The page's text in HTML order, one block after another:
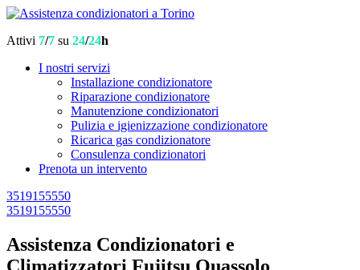
Attivi 7/7 su 24/24h
I nostri servizi
Installazione condizionatore
Riparazione condizionatore
Manutenzione condizionatori
Pulizia e igienizzazione condizionatore
Ricarica gas condizionatore
Consulenza condizionatori
Prenota un intervento
3519155550
3519155550
Assistenza Condizionatori e